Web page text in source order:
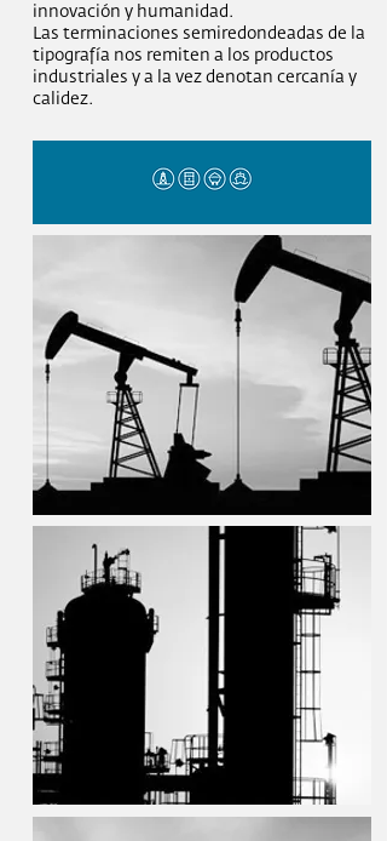
innovación y humanidad.
Las terminaciones semiredondeadas de la
tipografía nos remiten a los productos
industriales y a la vez denotan cercanía y
calidez.